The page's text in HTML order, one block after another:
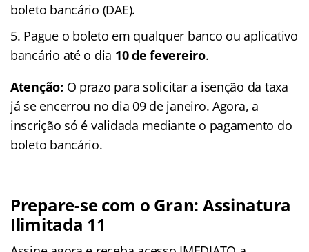
boleto bancário (DAE).
Pague o boleto em qualquer banco ou aplicativo
bancário até o dia 10 de fevereiro.
Atenção: O prazo para solicitar a isenção da taxa
já se encerrou no dia 09 de janeiro. Agora, a
inscrição só é validada mediante o pagamento do
boleto bancário.
Prepare-se com o Gran: Assinatura
Ilimitada 11